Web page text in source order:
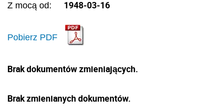
Z mocą od: 1948-03-16
Pobierz PDF
Brak dokumentów zmieniających.
Brak zmienianych dokumentów.